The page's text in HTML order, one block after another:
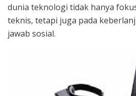
dunia teknologi tidak hanya
teknis, tetapi juga pada
jawab sosial.